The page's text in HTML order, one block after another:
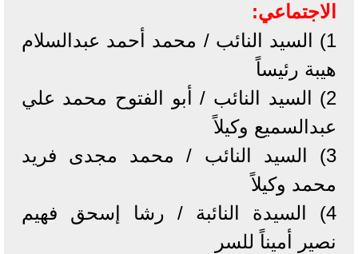
الاجتماعي:
1) السيد النائب / محمد أحمد عبدالسلام
هيبة رئيساً
2) السيد النائب / أبو الفتوح محمد علي
عبدالسميع وكيلاً
3) السيد النائب / محمد مجدى فريد
محمد وكيلاً
4) السيدة النائبة / رشا إسحق فهيم
نصير أميناً للسر